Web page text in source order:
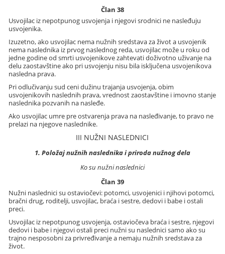
Član 38
Usvojilac iz nepotpunog usvojenja i njegovi srodnici ne nasleđuju
usvojenika.
Izuzetno, ako usvojilac nema nužnih sredstava za život a usvojenik
nema naslednika iz prvog naslednog reda, usvojilac može u roku od
jedne godine od smrti usvojenikove zahtevati doživotno uživanje na
delu zaostavštine ako pri usvojenju nisu bila isključena usvojenikova
nasledna prava.
Pri odlučivanju sud ceni dužinu trajanja usvojenja, obim
usvojenikovih naslednih prava, vrednost zaostavštine i imovno stanje
naslednika pozvanih na nasleđe.
Ako usvojilac umre pre ostvarenja prava na nasleđivanje, to pravo ne
prelazi na njegove naslednike.
III NUŽNI NASLEDNICI
1. Položaj nužnih naslednika i priroda nužnog dela
Ko su nužni naslednici
Član 39
Nužni naslednici su ostaviočevi: potomci, usvojenici i njihovi potomci,
bračni drug, roditelji, usvojilac, braća i sestre, dedovi i babe i ostali
preci.
Usvojilac iz nepotpunog usvojenja, ostaviočeva braća i sestre, njegovi
dedovi i babe i njegovi ostali preci nužni su naslednici samo ako su
trajno nesposobni za privređivanje a nemaju nužnih sredstava za
život.